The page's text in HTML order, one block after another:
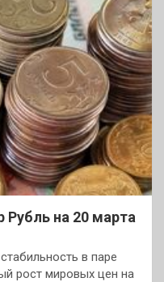
Рубль на 20 марта
в паре
рост мировых цен на